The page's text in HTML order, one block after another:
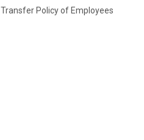
Transfer Policy of Employees